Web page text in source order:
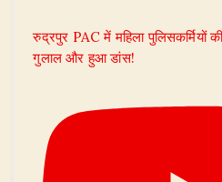
रुद्रपुर PAC में महिला पुलिसकर्मियों
गुलाल और हुआ डांस!